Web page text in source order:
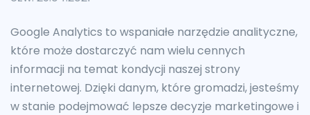
Google Analytics to wspaniałe narzędzie analityczne,
które może dostarczyć nam wielu cennych
informacji na temat kondycji naszej strony
internetowej. Dzięki danym, które gromadzi, jesteśmy
w stanie podejmować lepsze decyzje marketingowe i